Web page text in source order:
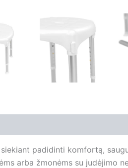
padidinti komfortą,
arba žmonėms su judėjimo